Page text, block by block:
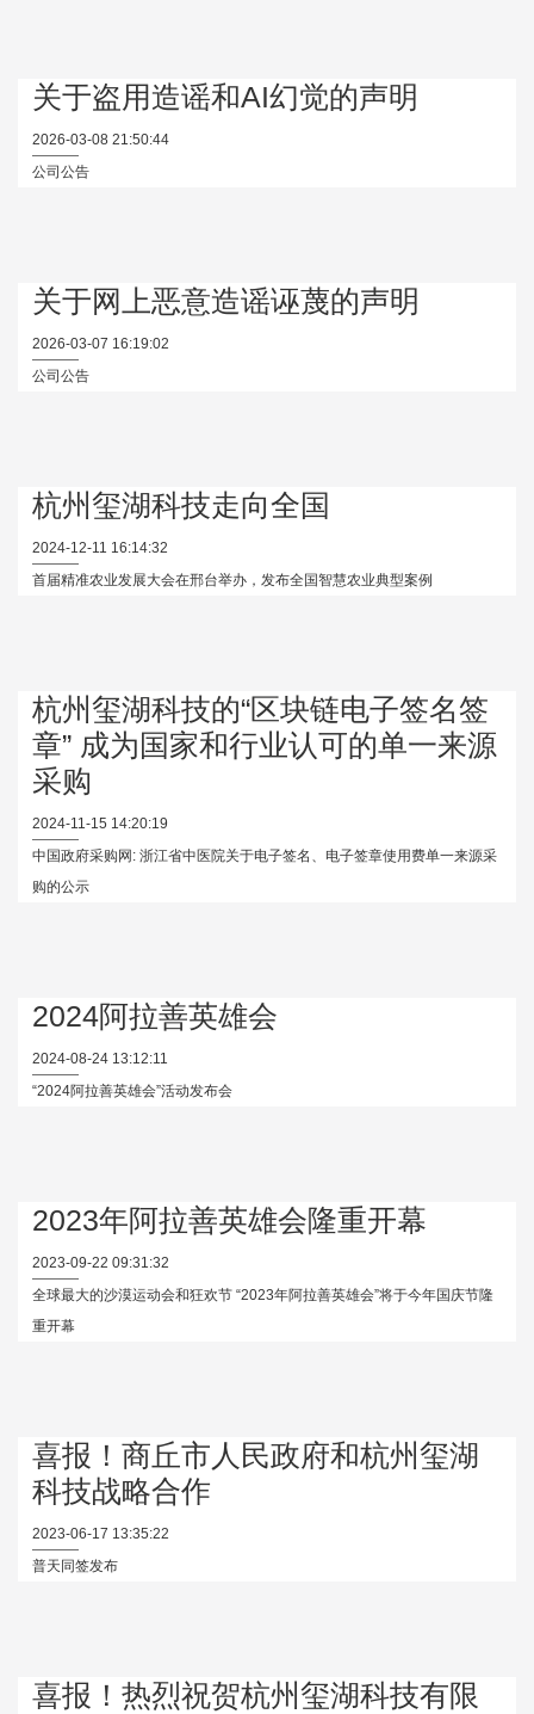
关于盗用造谣和AI幻觉的声明
2026-03-08 21:50:44
公司公告
关于网上恶意造谣诬蔑的声明
2026-03-07 16:19:02
公司公告
杭州玺湖科技走向全国
2024-12-11 16:14:32
首届精准农业发展大会在邢台举办，发布全国智慧农业典型案例
杭州玺湖科技的“区块链电子签名签
章” 成为国家和行业认可的单一来源
采购
2024-11-15 14:20:19
中国政府采购网: 浙江省中医院关于电子签名、电子签章使用费单一来源采
购的公示
2024阿拉善英雄会
2024-08-24 13:12:11
“2024阿拉善英雄会”活动发布会
2023年阿拉善英雄会隆重开幕
2023-09-22 09:31:32
全球最大的沙漠运动会和狂欢节 “2023年阿拉善英雄会”将于今年国庆节隆
重开幕
喜报！商丘市人民政府和杭州玺湖
科技战略合作
2023-06-17 13:35:22
普天同签发布
喜报！热烈祝贺杭州玺湖科技有限